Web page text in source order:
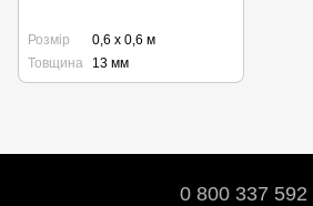
Розмір
0,6 х 0,6 м
Товщина
13 мм
0 800 337 592